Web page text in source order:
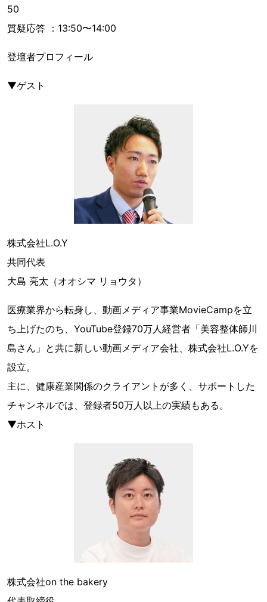
50
質疑応答 ：13:50〜14:00
登壇者プロフィール
▼ゲスト
株式会社L.O.Y
共同代表
大島 亮太（オオシマ リョウタ）
医療業界から転身し、動画メディア事業MovieCampを立
ち上げたのち、YouTube登録70万人経営者「美容整体師川
島さん」と共に新しい動画メディア会社、株式会社L.O.Yを
設立。
主に、健康産業関係のクライアントが多く、サポートした
チャンネルでは、登録者50万人以上の実績もある。
▼ホスト
株式会社on the bakery